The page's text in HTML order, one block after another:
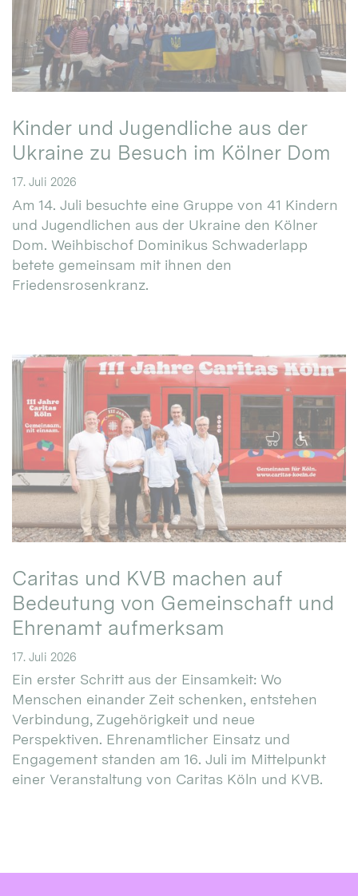
Kinder und Jugendliche aus der
Ukraine zu Besuch im Kölner Dom
17. Juli 2026
Am 14. Juli besuchte eine Gruppe von 41 Kindern
und Jugendlichen aus der Ukraine den Kölner
Dom. Weihbischof Dominikus Schwaderlapp
betete gemeinsam mit ihnen den
Friedensrosenkranz.
Caritas und KVB machen auf
Bedeutung von Gemeinschaft und
Ehrenamt aufmerksam
17. Juli 2026
Ein erster Schritt aus der Einsamkeit: Wo
Menschen einander Zeit schenken, entstehen
Verbindung, Zugehörigkeit und neue
Perspektiven. Ehrenamtlicher Einsatz und
Engagement standen am 16. Juli im Mittelpunkt
einer Veranstaltung von Caritas Köln und KVB.